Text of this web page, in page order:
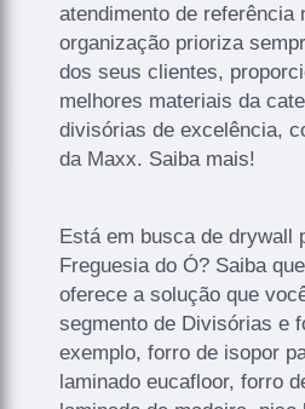
atendimento de referência
organização prioriza
dos seus clientes,
melhores materiais da
divisórias de excelência,
da Maxx. Saiba mais!
Está em busca de drywall
Freguesia do Ó? Saiba
oferece a solução que
segmento de Divisórias e
exemplo, forro de isopor
laminado eucafloor, forro